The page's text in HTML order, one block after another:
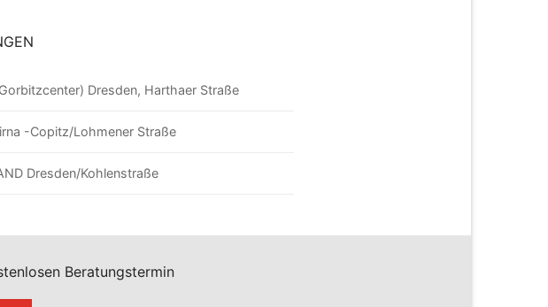
Dresden, Harthaer Straße
-Copitz/Lohmener Straße
Dresden/Kohlenstraße
Beratungstermin